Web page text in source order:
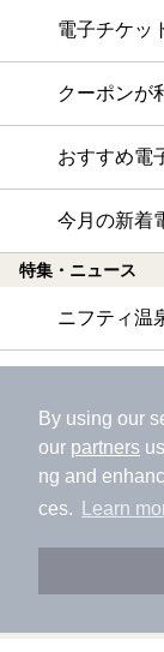
By using our
our partners
ng and
ces.
Learn
電子チケッ
クーポンが
おすすめ電
今月の新着
特集・ニュース
ニフティ温
口コミを見
特集
ニフティ温